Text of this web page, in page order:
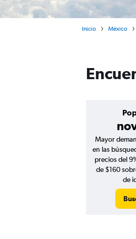
Inicio México
Mayor
en las
precios del
de $160
de